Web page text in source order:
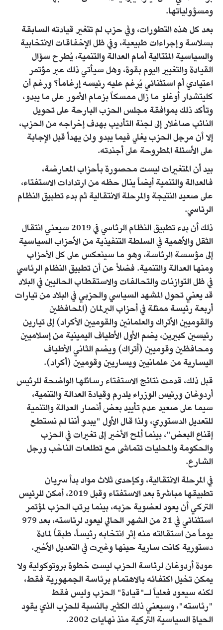
ومسؤولياتها.
بعد كل هذه التطورات، وفي حزب لم تتغير قيادته السابقة
بسلاسة وإجراءات طبيعية، وفي ظل الإخفاقات الانتخابية
والسياسية المتتالية أمام العدالة والتنمية، يُطرح سؤال
القيادة والتغيير اليوم بقوة، وهل سيأتي ذلك عبر مؤتمر
اعتيادي أم استثنائي يُرغم عليه رئيسه إرغاماً؟ ورغم أن
كليتشدار أوغلو ما زال ممسكاً بزمام الأمور على ما يبدو،
وتأكد ذلك بموافقة مجلس الحزب البارحة على تحويل
النائب صاغلار إلى لجنة التأديب بهدف إخراجه من الحزب،
إلا أن مرجل الحزب يغلي فيما يبدو ولن يهدأ قبل الإجابة
على الأسئلة المطروحة على أجندته.
بيد أن المتغيرات ليست محصورة بأحزاب المعارضة،
فالعدالة والتنمية أيضاً ينال حظه من ارتدادات الاستفتاء،
على صعيد النتيجة والمرحلة الانتقالية ثم بدء تطبيق النظام
الرئاسي.
ذلك أن بدء تطبيق النظام الرئاسي في 2019 سيعني انتقال
الثقل والأهمية في السلطة التنفيذية من الأحزاب السياسية
إلى مؤسسة الرئاسة، وهو ما سينعكس على كل الأحزاب
ومنها العدالة والتنمية. فضلاً عن أن تطبيق النظام الرئاسي
في ظل التوازنات والتحالفات والاستقطاب الحاليين في البلاد
قد يعني تحول المشهد السياسي والحزبي في البلاد من تيارات
أربعة رئيسة ممثلة في أحزاب البرلمان (المحافظين
والقوميين الأتراك والعلمانين والقوميين الأكراد) إلى تيارين
رئيسين كبيرين، يضم الأول الأطياف اليمينية من إسلاميين
ومحافظين وقوميين (أتراك) ويضم الثاني الأطياف
اليسارية من علمانيين ويساريين وقوميين (أكراد).
قبل ذلك، قدمت نتائج الاستفتاء رسائلها الواضحة للرئيس
أردوغان ورئيس الوزراء يلدرم وقيادة العدالة والتنمية،
سيما على صعيد عدم تأييد بعض أنصار العدالة والتنمية
للتعديل الدستوري، ولذا قال الأول "يبدو أننا لم نستطع
إقناع البعض"، بينما ألمح الأخير إلى تغيرات في الحزب
والحكومة والمحليات تتماشى مع تطلعات الناخب ورجل
الشارع.
في المرحلة الانتقالية، وكإحدى ثلاث مواد بدأ سريان
تطبيقها مباشرة بعد الاستفتاء وقبل 2019، أمكن للرئيس
التركي أن يعود لعضوية حزبه، بينما يرتب الحزب لمؤتمر
استثنائي في 21 من الشهر الحالي ليعود لرئاسته، بعد 979
يوماً من استقالته منه إثر انتخابه رئيساً، طبقاً لمادة
دستورية كانت سارية حينها وغيرت في التعديل الأخير.
عودة أردوغان لرئاسة الحزب ليست خطوة بروتوكولية ولا
يمكن تخيل اكتفائه بالاهتمام برئاسة الجمهورية فقط،
لكنه سيعود فعلياً لـ"قيادة" الحزب وليس فقط
"رئاسته"، وسيعني ذلك الكثير بالنسبة للحزب الذي يقود
الحياة السياسية التركية منذ نهايات 2002.